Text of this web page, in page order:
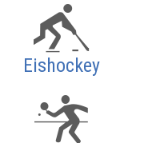
Eishockey